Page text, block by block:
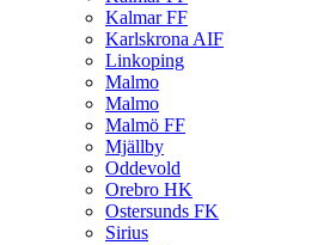
Kalmar FF
Karlskrona AIF
Linkoping
Malmo
Malmo
Malmö FF
Mjällby
Oddevold
Orebro HK
Ostersunds FK
Sirius